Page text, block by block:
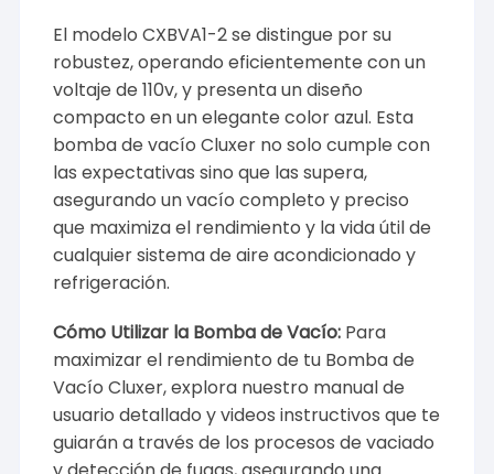
El modelo CXBVA1-2 se distingue por su
robustez, operando eficientemente con un
voltaje de 110v, y presenta un diseño
compacto en un elegante color azul. Esta
bomba de vacío Cluxer no solo cumple con
las expectativas sino que las supera,
asegurando un vacío completo y preciso
que maximiza el rendimiento y la vida útil de
cualquier sistema de aire acondicionado y
refrigeración.
Cómo Utilizar la Bomba de Vacío: Para
maximizar el rendimiento de tu Bomba de
Vacío Cluxer, explora nuestro manual de
usuario detallado y videos instructivos que te
guiarán a través de los procesos de vaciado